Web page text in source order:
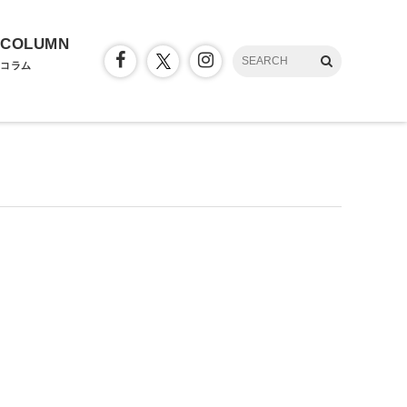
COLUMN
コラム